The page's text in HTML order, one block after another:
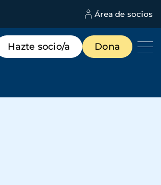
Área de socios
destacados
Hazte socio/a Dona